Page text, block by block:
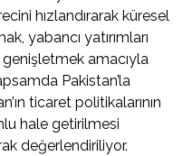
hızlandırarak küresel
yabancı yatırımları
genişletmek amacıyla
Pakistan’la
ticaret politikalarının
hale getirilmesi
değerlendiriliyor.